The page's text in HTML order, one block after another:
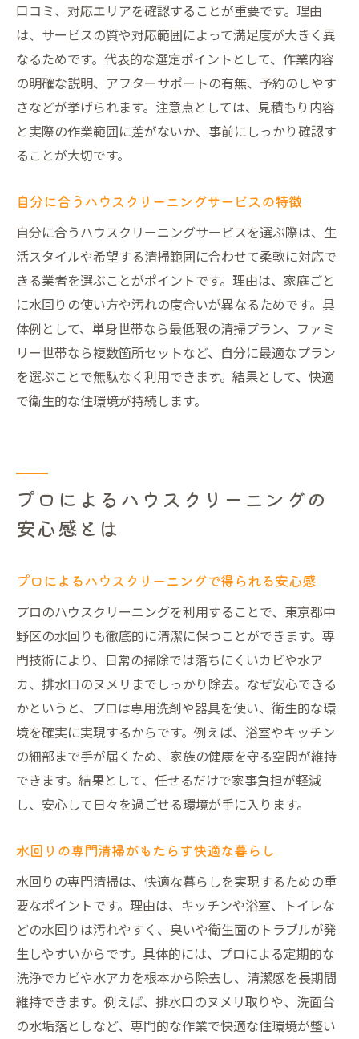
口コミ、対応エリアを確認することが重要です。理由
は、サービスの質や対応範囲によって満足度が大きく異
なるためです。代表的な選定ポイントとして、作業内容
の明確な説明、アフターサポートの有無、予約のしやす
さなどが挙げられます。注意点としては、見積もり内容
と実際の作業範囲に差がないか、事前にしっかり確認す
ることが大切です。
自分に合うハウスクリーニングサービスの特徴
自分に合うハウスクリーニングサービスを選ぶ際は、生
活スタイルや希望する清掃範囲に合わせて柔軟に対応で
きる業者を選ぶことがポイントです。理由は、家庭ごと
に水回りの使い方や汚れの度合いが異なるためです。具
体例として、単身世帯なら最低限の清掃プラン、ファミ
リー世帯なら複数箇所セットなど、自分に最適なプラン
を選ぶことで無駄なく利用できます。結果として、快適
で衛生的な住環境が持続します。
プロによるハウスクリーニングの
安心感とは
プロによるハウスクリーニングで得られる安心感
プロのハウスクリーニングを利用することで、東京都中
野区の水回りも徹底的に清潔に保つことができます。専
門技術により、日常の掃除では落ちにくいカビや水ア
カ、排水口のヌメリまでしっかり除去。なぜ安心できる
かというと、プロは専用洗剤や器具を使い、衛生的な環
境を確実に実現するからです。例えば、浴室やキッチン
の細部まで手が届くため、家族の健康を守る空間が維持
できます。結果として、任せるだけで家事負担が軽減
し、安心して日々を過ごせる環境が手に入ります。
水回りの専門清掃がもたらす快適な暮らし
水回りの専門清掃は、快適な暮らしを実現するための重
要なポイントです。理由は、キッチンや浴室、トイレな
どの水回りは汚れやすく、臭いや衛生面のトラブルが発
生しやすいからです。具体的には、プロによる定期的な
洗浄でカビや水アカを根本から除去し、清潔感を長期間
維持できます。例えば、排水口のヌメリ取りや、洗面台
の水垢落としなど、専門的な作業で快適な住環境が整い